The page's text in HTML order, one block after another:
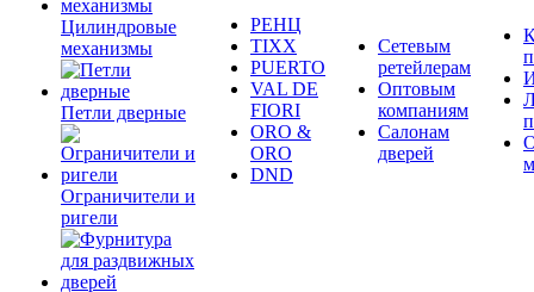
Цилиндровые
механизмы
Петли дверные
Ограничители и
ригели
РЕНЦ
TIXX
PUERTO
VAL DE
FIORI
ORO &
ORO
DND
Сетевым
ретейлерам
Оптовым
компаниям
Салонам
дверей